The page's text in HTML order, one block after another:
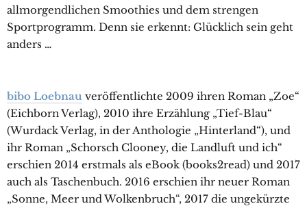
allmorgendlichen Smoothies und dem strengen
Sportprogramm. Denn sie erkennt: Glücklich sein geht
anders …
bibo Loebnau veröffentlichte 2009 ihren Roman „Zoe“
(Eichborn Verlag), 2010 ihre Erzählung „Tief-Blau“
(Wurdack Verlag, in der Anthologie „Hinterland“), und
ihr Roman „Schorsch Clooney, die Landluft und ich“
erschien 2014 erstmals als eBook (books2read) und 2017
auch als Taschenbuch. 2016 erschien ihr neuer Roman
„Sonne, Meer und Wolkenbruch“, 2017 die ungekürzte